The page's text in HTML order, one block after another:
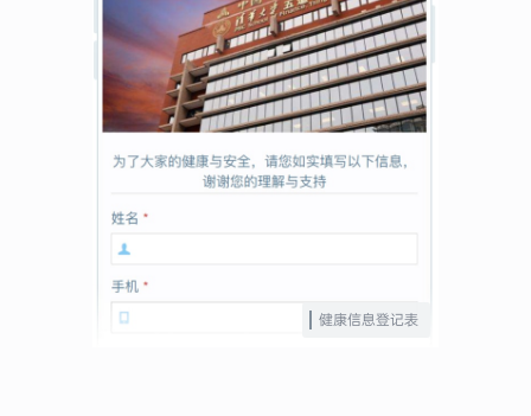
健康信息登记表